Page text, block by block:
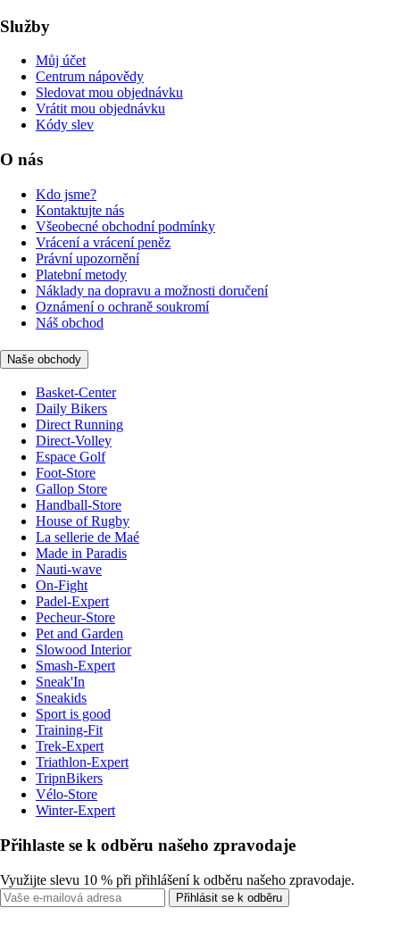
Služby
Můj účet
Centrum nápovědy
Sledovat mou objednávku
Vrátit mou objednávku
Kódy slev
O nás
Kdo jsme?
Kontaktujte nás
Všeobecné obchodní podmínky
Vrácení a vrácení peněz
Právní upozornění
Platební metody
Náklady na dopravu a možnosti doručení
Oznámení o ochraně soukromí
Náš obchod
Naše obchody
Basket-Center
Daily Bikers
Direct Running
Direct-Volley
Espace Golf
Foot-Store
Gallop Store
Handball-Store
House of Rugby
La sellerie de Maé
Made in Paradis
Nauti-wave
On-Fight
Padel-Expert
Pecheur-Store
Pet and Garden
Slowood Interior
Smash-Expert
Sneak'In
Sneakids
Sport is good
Training-Fit
Trek-Expert
Triathlon-Expert
TripnBikers
Vélo-Store
Winter-Expert
Přihlaste se k odběru našeho zpravodaje
Využijte slevu 10 % při přihlášení k odběru našeho zpravodaje.
Přihlásit se k odběru